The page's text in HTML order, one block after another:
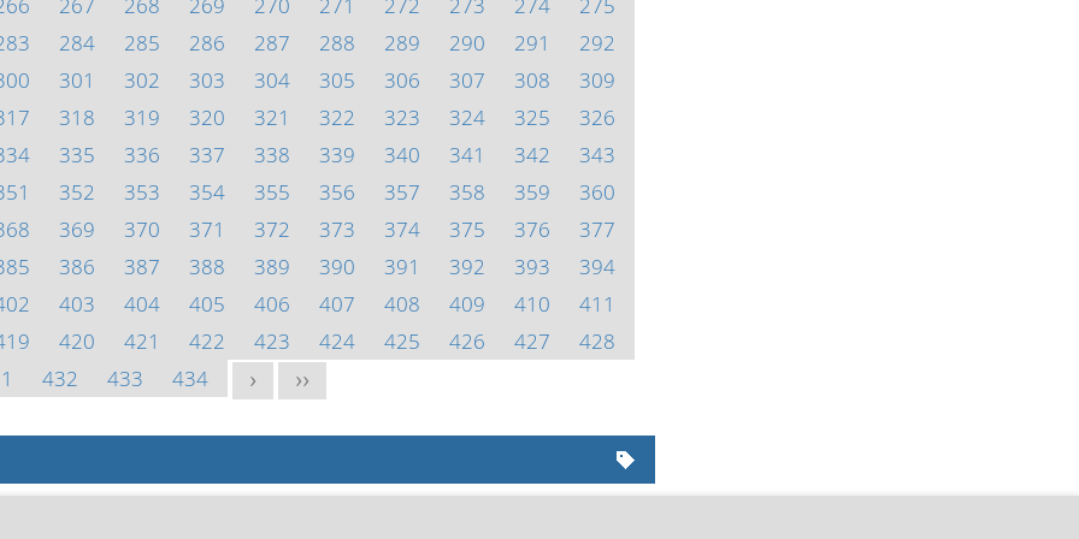
284 285 286 287 288 289 290 291
292
301 302 303 304 305 306 307 308
309
318 319 320 321 322 323 324 325
326
335 336 337 338 339 340 341 342
343
352 353 354 355 356 357 358 359
360
369 370 371 372 373 374 375 376
377
386 387 388 389 390 391 392 393
394
403 404 405 406 407 408 409 410
411
420 421 422 423 424 425 426 427
428
432 433 434 > >>